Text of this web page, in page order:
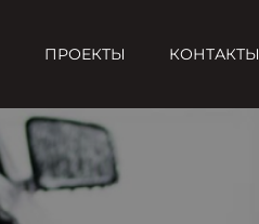
ПРОЕКТЫ КОНТАКТЫ